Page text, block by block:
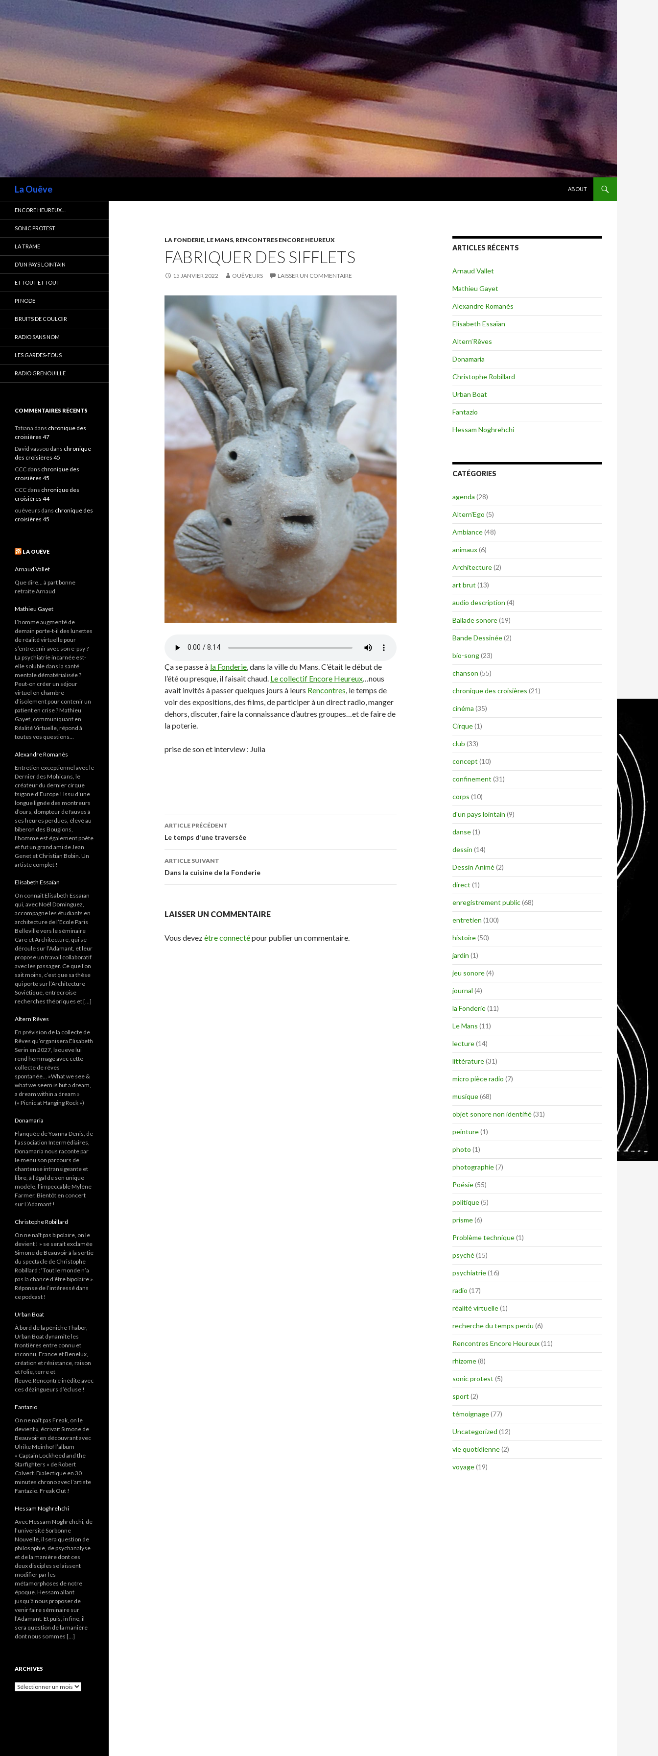
La Ouêve
ABOUT
LA FONDERIE, LE MANS, RENCONTRES ENCORE HEUREUX
FABRIQUER DES SIFFLETS
15 JANVIER 2022 OUÊVEURS LAISSER UN COMMENTAIRE
Ça se passe à la Fonderie , dans la ville du Mans. C’était le début de
l’été ou presque, il faisait chaud. Le collectif Encore Heureux …nous
avait invités à passer quelques jours à leurs Rencontres , le temps de
voir des expositions, des films, de participer à un direct radio, manger
dehors, discuter, faire la connaissance d’autres groupes…et de faire de
la poterie.
prise de son et interview : Julia
Navigation
des
articles
ARTICLE PRÉCÉDENT
Le temps d’une traversée
ARTICLE SUIVANT
Dans la cuisine de la Fonderie
LAISSER UN COMMENTAIRE
Vous devezêtre connectépour publier un commentaire.
ARTICLES RÉCENTS
Arnaud Vallet
Mathieu Gayet
Alexandre Romanès
Elisabeth Essaïan
Altern’Rêves
Donamaria
Christophe Robillard
Urban Boat
Fantazio
Hessam Noghrehchi
CATÉGORIES
agenda (28)
Altern'Ego (5)
Ambiance(48)
animaux(6)
Architecture(2)
art brut (13)
audio description (4)
Ballade sonore(19)
Bande Dessinée(2)
bio-song(23)
chanson (55)
chronique des croisières (21)
cinéma (35)
Cirque(1)
club (33)
concept (10)
confinement (31)
corps (10)
d'un pays lointain (9)
danse(1)
dessin (14)
Dessin Animé(2)
direct (1)
enregistrement public(68)
entretien (100)
histoire(50)
jardin (1)
jeu sonore(4)
journal (4)
la Fonderie(11)
Le Mans (11)
lecture(14)
littérature(31)
micro pièce radio (7)
musique(68)
objet sonore non identifié(31)
peinture(1)
photo (1)
photographie(7)
Poésie(55)
politique(5)
prisme(6)
Problème technique(1)
psyché(15)
psychiatrie(16)
radio (17)
réalité virtuelle(1)
recherche du temps perdu (6)
Rencontres Encore Heureux(11)
rhizome(8)
sonic protest (5)
sport (2)
témoignage(77)
Uncategorized (12)
vie quotidienne(2)
voyage(19)
ENCORE HEUREUX…
SONIC PROTEST
LA TRAME
D’UN PAYS LOINTAIN
ET TOUT ET TOUT
PI NODE
BRUITS DE COULOIR
RADIO SANS NOM
LES GARDES-FOUS
RADIO GRENOUILLE
COMMENTAIRES RÉCENTS
Tatiana dans chronique des
croisières 47
David vassou dans chronique
des croisières 45
CCC dans chronique des
croisières 45
CCC dans chronique des
croisières 44
ouêveurs dans chronique des
croisières 45
LA OUÊVE
Arnaud Vallet
Que dire… à part bonne
retraite Arnaud
Mathieu Gayet
L’homme augmenté de
demain porte-t-il des lunettes
de réalité virtuelle pour
s’entretenir avec son e-psy ?
La psychiatrie incarnée est-
elle soluble dans la santé
mentale dématérialisée ?
Peut-on créer un séjour
virtuel en chambre
d’isolement pour contenir un
patient en crise ? Mathieu
Gayet, communiquant en
Réalité Virtuelle, répond à
toutes vos questions…
Alexandre Romanès
Entretien exceptionnel avec le
Dernier des Mohicans, le
créateur du dernier cirque
tsigane d’Europe ! Issu d’une
longue lignée des montreurs
d’ours, dompteur de fauves à
ses heures perdues, élevé au
biberon des Bougions,
l’homme est également poète
et fut un grand ami de Jean
Genet et Christian Bobin. Un
artiste complet !
Elisabeth Essaïan
On connait Elisabeth Essaïan
qui, avec Noël Dominguez,
accompagne les étudiants en
architecture de l’Ecole Paris
Belleville vers le séminaire
Care et Architecture, qui se
déroule sur l’Adamant, et leur
propose un travail collaboratif
avec les passager. Ce que l’on
sait moins, c’est que sa thèse
qui porte sur l’Architecture
Soviétique, entrecroise
recherches théoriques et […]
Altern’Rêves
En prévision de la collecte de
Rêves qu’organisera Elisabeth
Serin en 2027, laoueve lui
rend hommage avec cette
collecte de rêves
spontanée… »What we see &
what we seem is but a dream,
a dream within a dream »
(« Picnic at Hanging Rock »)
Donamaria
Flanquée de Yoanna Denis, de
l’association Intermédiaires,
Donamaria nous raconte par
le menu son parcours de
chanteuse intransigeante et
libre, à l’égal de son unique
modèle, l’impeccable Mylène
Farmer. Bientôt en concert
sur L’Adamant !
Christophe Robillard
On ne naît pas bipolaire, on le
devient ! » se serait exclamée
Simone de Beauvoir à la sortie
du spectacle de Christophe
Robillard : ‘Tout le monde n’a
pas la chance d’être bipolaire ».
Réponse de l’intéressé dans
ce podcast !
Urban Boat
À bord de la péniche Thabor,
Urban Boat dynamite les
frontières entre connu et
inconnu, France et Benelux,
création et résistance, raison
et folie, terre et
fleuve.Rencontre inédite avec
ces dézingueurs d’écluse !
Fantazio
On ne naît pas Freak, on le
devient », écrivait Simone de
Beauvoir en découvrant avec
Ulrike Meinhof l’album
« Captain Lockheed and the
Starfighters » de Robert
Calvert. Dialectique en 30
minutes chrono avec l’artiste
Fantazio. Freak Out !
Hessam Noghrehchi
Avec Hessam Noghrehchi, de
l’université Sorbonne
Nouvelle, il sera question de
philosophie, de psychanalyse
et de la manière dont ces
deux disciples se laissent
modifier par les
métamorphoses de notre
époque. Hessam allant
jusqu’à nous proposer de
venir faire séminaire sur
l’Adamant. Et puis, in fine, il
sera question de la manière
dont nous sommes […]
ARCHIVES
A